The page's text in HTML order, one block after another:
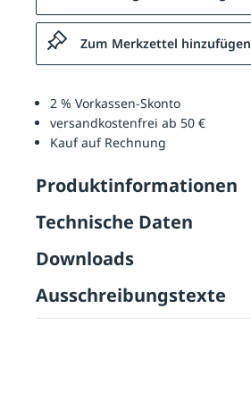
Zum Merkzettel hinzufügen
2 % Vorkassen-Skonto
versandkostenfrei ab 50 €
Kauf auf Rechnung
Produktinformationen
Technische Daten
Downloads
Ausschreibungstexte